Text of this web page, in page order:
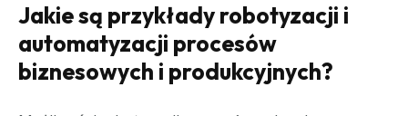
Jakie są przykłady robotyzacji i
automatyzacji procesów
biznesowych i produkcyjnych?